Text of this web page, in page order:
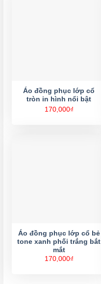
Áo đồng phục lớp cổ
tròn in hình nổi bật
170,000₫
Áo đồng phục lớp cổ bẻ
tone xanh phối trắng bắt
mắt
170,000₫